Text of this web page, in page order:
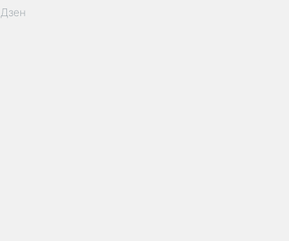
Дзен